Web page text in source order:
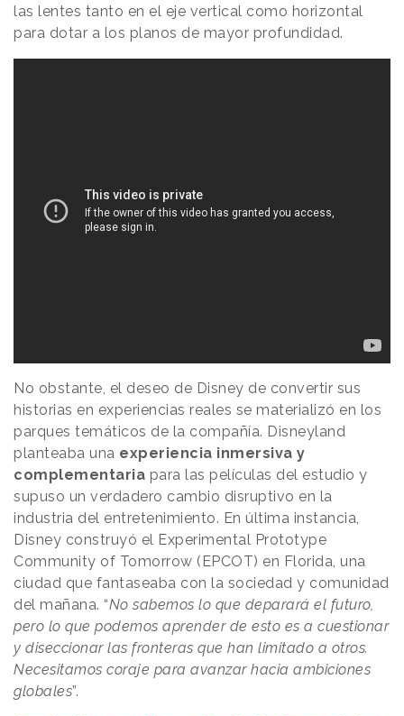
las lentes tanto en el eje vertical como horizontal
para dotar a los planos de mayor profundidad.
No obstante, el deseo de Disney de convertir sus
historias en experiencias reales se materializó en los
parques temáticos de la compañía. Disneyland
planteaba una experiencia inmersiva y
complementaria para las películas del estudio y
supuso un verdadero cambio disruptivo en la
industria del entretenimiento. En última instancia,
Disney construyó el Experimental Prototype
Community of Tomorrow (EPCOT) en Florida, una
ciudad que fantaseaba con la sociedad y comunidad
del mañana. “No sabemos lo que deparará el futuro,
pero lo que podemos aprender de esto es a cuestionar
y diseccionar las fronteras que han limitado a otros.
Necesitamos coraje para avanzar hacia ambiciones
globales”.